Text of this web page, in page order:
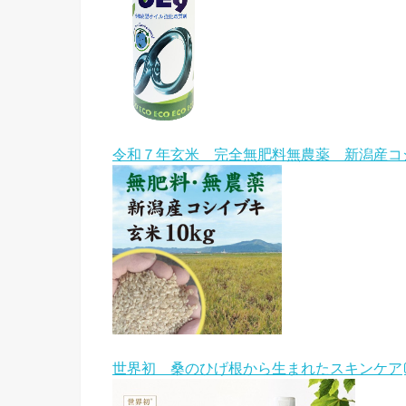
令和７年玄米 完全無肥料無農薬 新潟産コ
世界初 桑のひげ根から生まれたスキンケア